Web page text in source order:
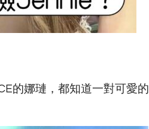
的娜璉，都知道一對可愛的